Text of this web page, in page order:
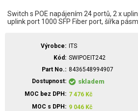
Switch s POE napájením 24 portů, 2 x
uplink port 1000 SFP Fiber port, šířka
Výrobce
ITS
Kód
SWIPOEIT242
Part No.
8436548994907
Dostupnost
skladem
MOC bez DPH 7 476 Kč
MOC s DPH
9 046 Kč